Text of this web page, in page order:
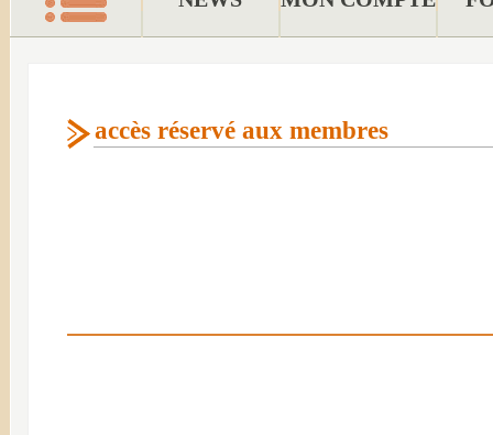
accès réservé aux membres